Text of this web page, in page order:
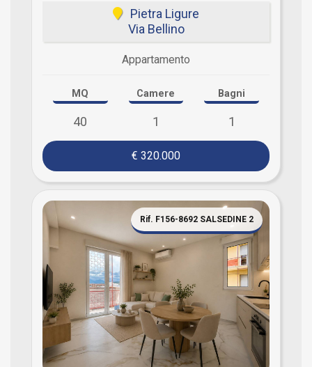
Pietra Ligure
Via Bellino
Appartamento
MQ
40
Camere
1
Bagni
1
€ 320.000
Rif. F156-8692 SALSEDINE 2